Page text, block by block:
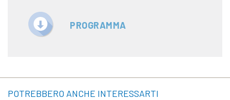
PROGRAMMA
POTREBBERO ANCHE INTERESSARTI